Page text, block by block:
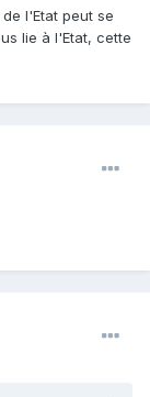
l'Etat peut se
lie à l'Etat, cette